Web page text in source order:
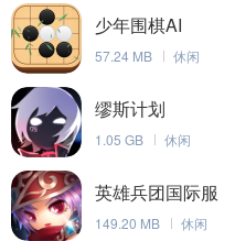
少年围棋AI
57.24 MB 休闲
缪斯计划
1.05 GB 休闲
英雄兵团国际服
149.20 MB 休闲